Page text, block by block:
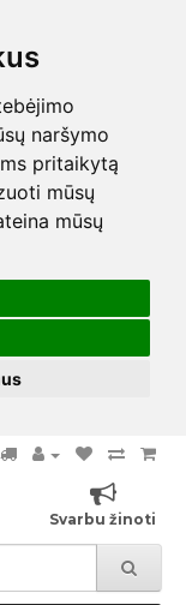
naršymo
pritaikytą
mūsų
mūsų
Svarbu žinoti